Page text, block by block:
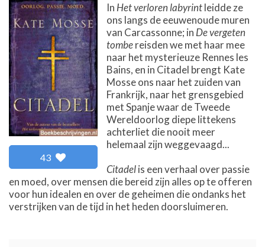
43
In Het verloren labyrintleidde ze
ons langs de eeuwenoude muren
van Carcassonne; in De vergeten
tombereisden we met haar mee
naar het mysterieuze Rennes les
Bains, en in Citadel brengt Kate
Mosse ons naar het zuiden van
Frankrijk, naar het grensgebied
met Spanje waar de Tweede
Wereldoorlog diepe littekens
achterliet die nooit meer
helemaal zijn weggevaagd...
Citadelis een verhaal over passie
en moed, over mensen die bereid zijn alles op te offeren
voor hun idealen en over de geheimen die ondanks het
verstrijken van de tijd in het heden doorsluimeren.